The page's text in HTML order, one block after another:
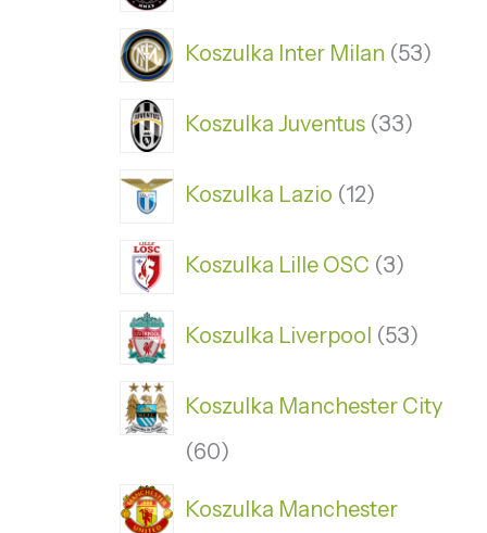
Koszulka Inter Milan 53
Koszulka Juventus 33
Koszulka Lazio 12
Koszulka Lille OSC 3
Koszulka Liverpool 53
Koszulka Manchester City
60
Koszulka Manchester